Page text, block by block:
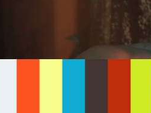
劇情介紹